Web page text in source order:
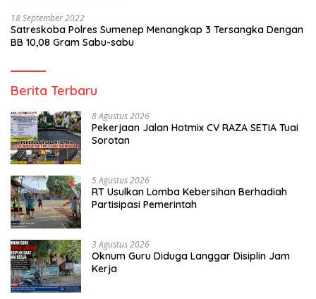
18 September 2022
Satreskoba Polres Sumenep Menangkap 3 Tersangka Dengan
BB 10,08 Gram Sabu-sabu
Berita Terbaru
8 Agustus 2026
Pekerjaan Jalan Hotmix CV RAZA SETIA Tuai
Sorotan
5 Agustus 2026
RT Usulkan Lomba Kebersihan Berhadiah
Partisipasi Pemerintah
3 Agustus 2026
Oknum Guru Diduga Langgar Disiplin Jam
Kerja